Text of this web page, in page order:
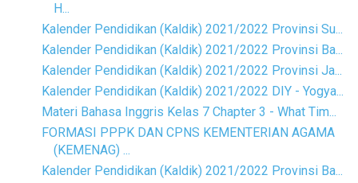
H...
Kalender Pendidikan (Kaldik) 2021/2022 Provinsi Su...
Kalender Pendidikan (Kaldik) 2021/2022 Provinsi Ba...
Kalender Pendidikan (Kaldik) 2021/2022 Provinsi Ja...
Kalender Pendidikan (Kaldik) 2021/2022 DIY - Yogya...
Materi Bahasa Inggris Kelas 7 Chapter 3 - What Tim...
FORMASI PPPK DAN CPNS KEMENTERIAN AGAMA
(KEMENAG) ...
Kalender Pendidikan (Kaldik) 2021/2022 Provinsi Ba...